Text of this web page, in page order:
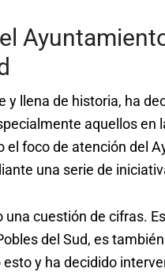
y llena de historia, ha
aquellos en
el foco de atención del
una serie de
una cuestión de cifras.
del Sud, es
y ha decidido